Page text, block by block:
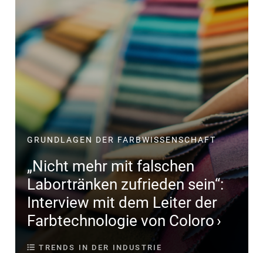
GRUNDLAGEN DER FARBWISSENSCHAFT
„Nicht mehr mit falschen
Labortränken zufrieden sein“:
Interview mit dem Leiter der
Farbtechnologie von Coloro
TRENDS IN DER INDUSTRIE